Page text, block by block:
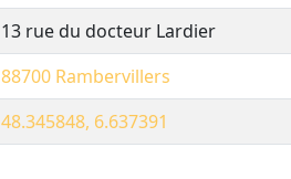
13 rue du docteur Lardier
88700 Rambervillers
48.345848, 6.637391